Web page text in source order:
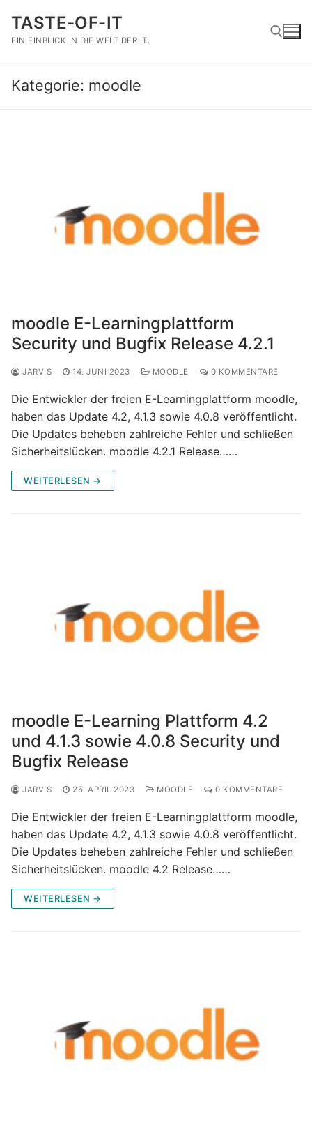
Inhalt
springen
TASTE-OF-IT
EIN EINBLICK IN DIE WELT DER IT.
Kategorie: moodle
moodle E-Learningplattform
Security und Bugfix Release 4.2.1
JARVIS 14. JUNI 2023 MOODLE 0 KOMMENTARE
Die Entwickler der freien E-Learningplattform moodle,
haben das Update 4.2, 4.1.3 sowie 4.0.8 veröffentlicht.
Die Updates beheben zahlreiche Fehler und schließen
Sicherheitslücken. moodle 4.2.1 Release……
WEITERLESEN →
moodle E-Learning Plattform 4.2
und 4.1.3 sowie 4.0.8 Security und
Bugfix Release
JARVIS 25. APRIL 2023 MOODLE 0 KOMMENTARE
Die Entwickler der freien E-Learningplattform moodle,
haben das Update 4.2, 4.1.3 sowie 4.0.8 veröffentlicht.
Die Updates beheben zahlreiche Fehler und schließen
Sicherheitslücken. moodle 4.2 Release……
WEITERLESEN →